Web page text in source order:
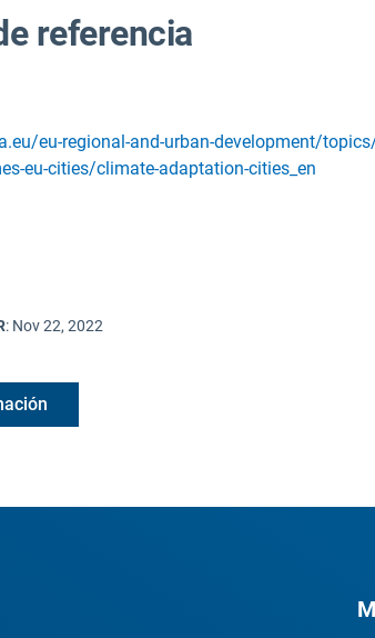
referencia
eu-regional-and-urban-development/
eu-cities/climate-adaptation-cities_en
: Nov 22, 2022